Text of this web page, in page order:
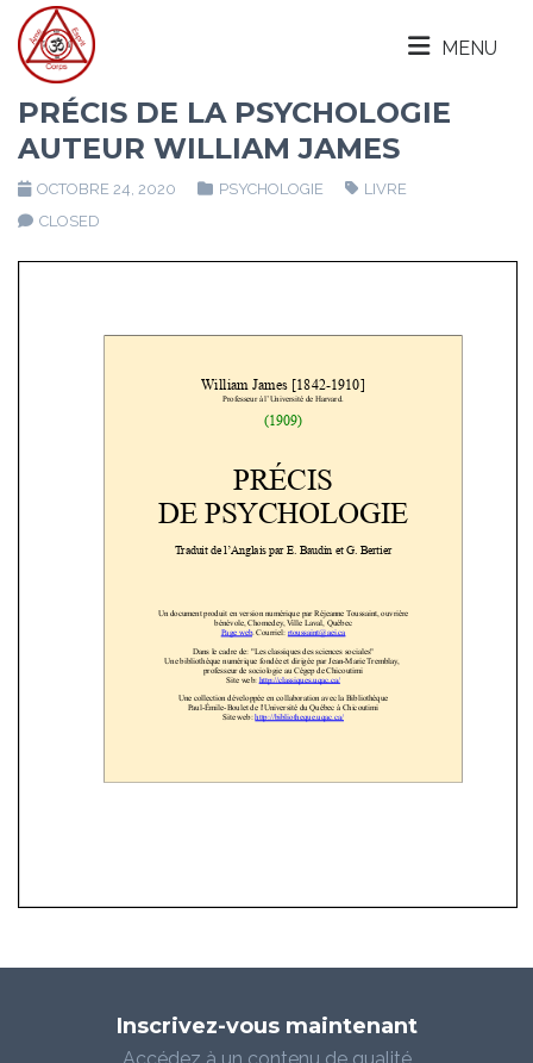
MENU
PRÉCIS DE LA PSYCHOLOGIE
AUTEUR WILLIAM JAMES
OCTOBRE 24, 2020 PSYCHOLOGIE
LIVRE
CLOSED
Inscrivez-vous maintenant